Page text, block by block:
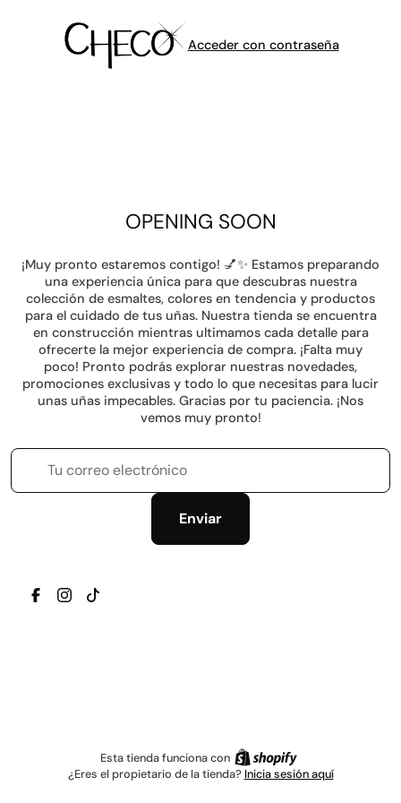
Acceder con contraseña
OPENING SOON
¡Muy pronto estaremos contigo! 💅✨ Estamos preparando
una experiencia única para que descubras nuestra
colección de esmaltes, colores en tendencia y productos
para el cuidado de tus uñas. Nuestra tienda se encuentra
en construcción mientras ultimamos cada detalle para
ofrecerte la mejor experiencia de compra. ¡Falta muy
poco! Pronto podrás explorar nuestras novedades,
promociones exclusivas y todo lo que necesitas para lucir
unas uñas impecables. Gracias por tu paciencia. ¡Nos
vemos muy pronto!
Enviar
TRANSLATION MISSING:
TRANSLATION MISSING:
TRANSLATION MISSING:
Esta tienda funciona con
¿Eres el propietario de la tienda? Inicia sesión aquí